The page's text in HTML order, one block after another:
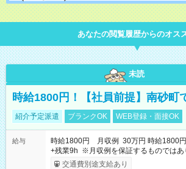
あなたの閲覧履歴からのオス
未読
時給1800円！【社員前提】南砂町
紹介予定派遣 ブランクOK WEB登録・面接OK
給与
時給1800円 月収例 30万円 時給1800
+残業9h ※月収例を保証するものではあ
交通費別途支給あり